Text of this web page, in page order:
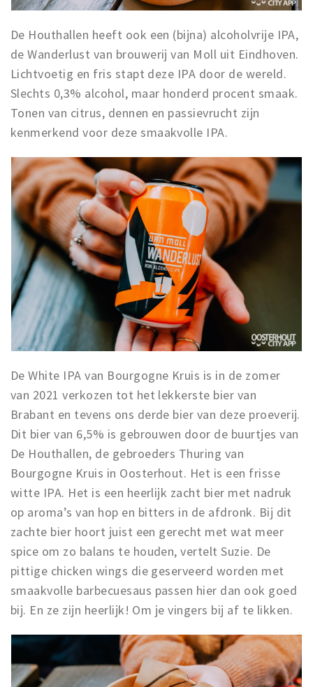
De Houthallen heeft ook een (bijna) alcoholvrije IPA,
de Wanderlust van brouwerij van Moll uit Eindhoven.
Lichtvoetig en fris stapt deze IPA door de wereld.
Slechts 0,3% alcohol, maar honderd procent smaak.
Tonen van citrus, dennen en passievrucht zijn
kenmerkend voor deze smaakvolle IPA.
De White IPA van Bourgogne Kruis is in de zomer
van 2021 verkozen tot het lekkerste bier van
Brabant en tevens ons derde bier van deze proeverij.
Dit bier van 6,5% is gebrouwen door de buurtjes van
De Houthallen, de gebroeders Thuring van
Bourgogne Kruis in Oosterhout. Het is een frisse
witte IPA. Het is een heerlijk zacht bier met nadruk
op aroma’s van hop en bitters in de afdronk. Bij dit
zachte bier hoort juist een gerecht met wat meer
spice om zo balans te houden, vertelt Suzie. De
pittige chicken wings die geserveerd worden met
smaakvolle barbecuesaus passen hier dan ook goed
bij. En ze zijn heerlijk! Om je vingers bij af te likken.